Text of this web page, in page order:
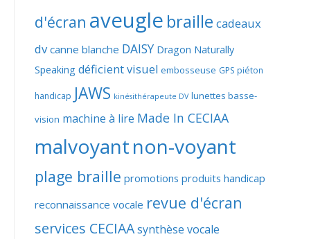
d'écran aveugle braille cadeaux
dv canne blanche DAISY Dragon Naturally
Speaking déficient visuel embosseuse GPS piéton
handicap JAWS kinésithérapeute DV lunettes basse-
vision machine à lire Made In CECIAA
malvoyantnon-voyant
plage braille promotions produits handicap
reconnaissance vocale revue d'écran
services CECIAAsynthèse vocale